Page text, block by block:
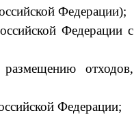
Федерации);
Федерации с
отходов,
Федерации;